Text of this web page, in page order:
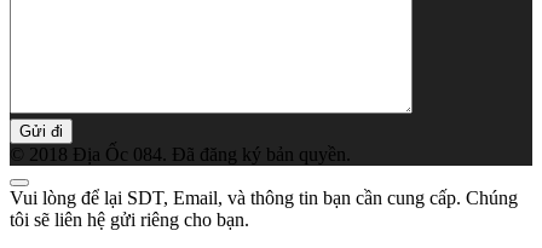
© 2018 Địa Ốc 084. Đã đăng ký bản quyền.
Vui lòng để lại SDT, Email, và thông tin bạn cần cung cấp. Chúng
tôi sẽ liên hệ gửi riêng cho bạn.